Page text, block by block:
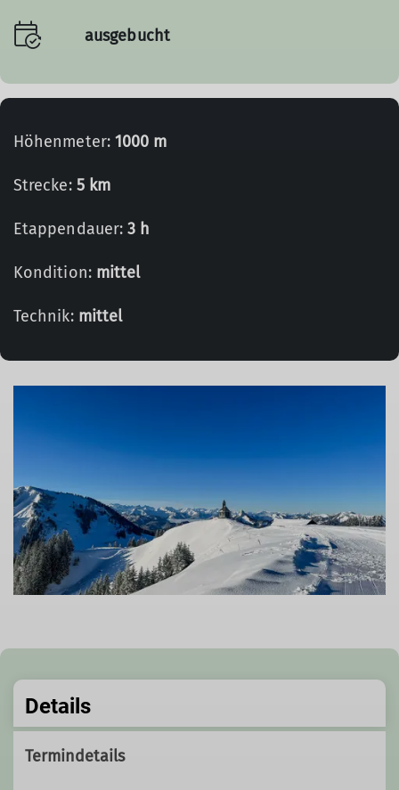
ausgebucht
Höhenmeter: 1000 m
Strecke: 5 km
Etappendauer:3 h
Kondition: mittel
Technik: mittel
Details
Termindetails